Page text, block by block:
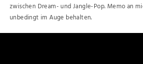
zwischen Dream- und Jangle-Pop. Memo an
unbedingt im Auge behalten.